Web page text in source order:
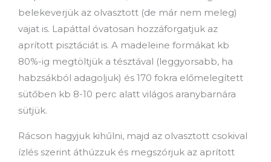
belekeverjük az olvasztott (de már nem meleg)
vajat is. Lapáttal óvatosan hozzáforgatjuk az
aprított pisztáciát is. A madeleine formákat kb
80%-ig megtöltjük a tésztával (leggyorsabb, ha
habzsákból adagoljuk) és 170 fokra előmelegített
sütőben kb 8-10 perc alatt világos aranybarnára
sütjük.
Rácson hagyjuk kihűlni, majd az olvasztott csokival
ízlés szerint áthúzzuk és megszórjuk az aprított